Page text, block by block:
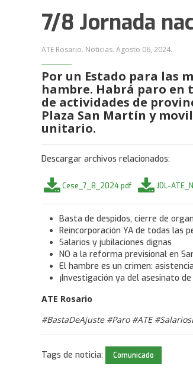
7/8 Jornada
ATE Rosario. Noticias. Agosto 06, 2024.
Por un Estado para las
hambre. Habrá paro en
de actividades de
Plaza San Martín y
unitario.
Descargar archivos relacionados:
Cese_7_8_2024.pdf JDL-
Basta de despidos, cierre de
Reincorporación YA de todas las
Salarios y jubilaciones dignas
NO a la reforma previsional en
El hambre es un crimen:
¡Investigación ya del asesinato
ATE Rosario
#BastaDeAjuste #Paro #ATE
Tags de noticia: Comunicado